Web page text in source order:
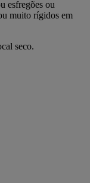
esfregões ou
muito rígidos em
seco.